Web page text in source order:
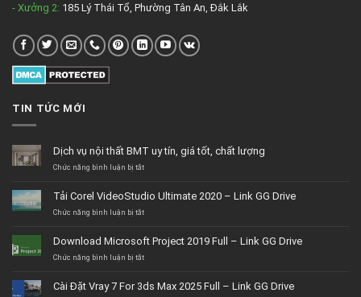
- Xưởng 2: 185 Lý Thái Tổ, Phường Tân An, Đắk Lắk
TIN TỨC MỚI
Dịch vụ nội thất BMT uy tín, giá tốt, chất lượng
Chức năng bình luận bị tắtở
nội
thất
tín,
giá
lượng
Tải Corel VideoStudio Ultimate 2020 – Link GG Drive
Chức năng bình luận bị tắtở
VideoStudio
Ultimate
Link
Download Microsoft Project 2019 Full – Link GG Drive
Chức năng bình luận bị tắtở
Project
Cài Đặt Vray 7 For 3ds Max 2025 Full – Link GG Drive